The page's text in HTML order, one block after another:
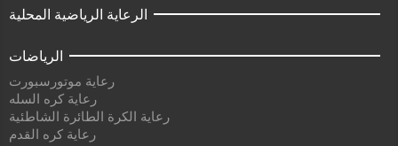
الرعاية الرياضية المحلية
الرياضات
رعاية موتورسبورت
رعاية كره السله
رعاية الكرة الطائرة الشاطئية
رعاية كره القدم